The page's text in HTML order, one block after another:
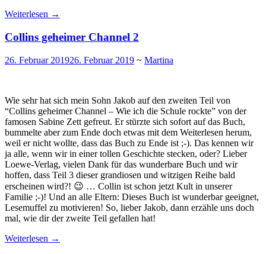
Weiterlesen →
Collins geheimer Channel 2
26. Februar 201926. Februar 2019 ~ Martina
Wie sehr hat sich mein Sohn Jakob auf den zweiten Teil von
“Collins geheimer Channel – Wie ich die Schule rockte” von der
famosen Sabine Zett gefreut. Er stürzte sich sofort auf das Buch,
bummelte aber zum Ende doch etwas mit dem Weiterlesen herum,
weil er nicht wollte, dass das Buch zu Ende ist ;-). Das kennen wir
ja alle, wenn wir in einer tollen Geschichte stecken, oder? Lieber
Loewe-Verlag, vielen Dank für das wunderbare Buch und wir
hoffen, dass Teil 3 dieser grandiosen und witzigen Reihe bald
erscheinen wird?! 😉 … Collin ist schon jetzt Kult in unserer
Familie ;-)! Und an alle Eltern: Dieses Buch ist wunderbar geeignet,
Lesemuffel zu motivieren! So, lieber Jakob, dann erzähle uns doch
mal, wie dir der zweite Teil gefallen hat!
Weiterlesen →